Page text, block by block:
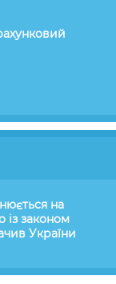
на
із законом
України